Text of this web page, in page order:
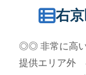
右
◎◎ 非常に高
提供エリア外